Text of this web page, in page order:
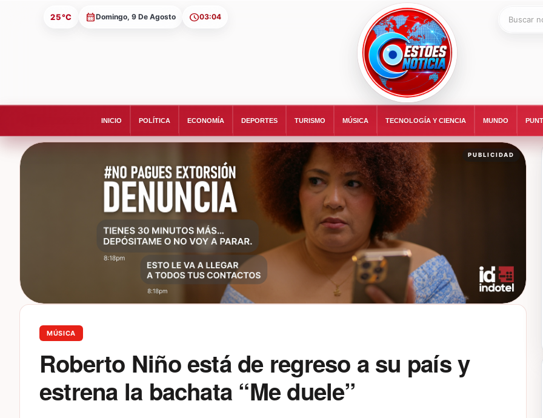
25°C Domingo, 9 De Agosto 03:04
ESTOESNOTICIA|NOTICIAS
Buscar:
INICIO POLÍTICA ECONOMÍA DEPORTES TURISMO MÚSICA TECNOLOGÍA Y CIENCIA MUNDO
PUBLICIDAD
MÚSICA
Roberto Niño está de regreso a su país y
estrena la bachata “Me duele”